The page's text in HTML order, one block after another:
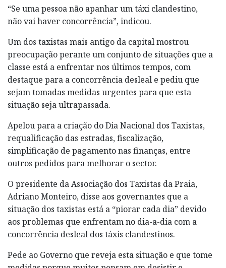
“Se uma pessoa não apanhar um táxi clandestino,
não vai haver concorrência”, indicou.
Um dos taxistas mais antigo da capital mostrou
preocupação perante um conjunto de situações que a
classe está a enfrentar nos últimos tempos, com
destaque para a concorrência desleal e pediu que
sejam tomadas medidas urgentes para que esta
situação seja ultrapassada.
Apelou para a criação do Dia Nacional dos Taxistas,
requalificação das estradas, fiscalização,
simplificação de pagamento nas finanças, entre
outros pedidos para melhorar o sector.
O presidente da Associação dos Taxistas da Praia,
Adriano Monteiro, disse aos governantes que a
situação dos taxistas está a “piorar cada dia” devido
aos problemas que enfrentam no dia-a-dia com a
concorrência desleal dos táxis clandestinos.
Pede ao Governo que reveja esta situação e que tome